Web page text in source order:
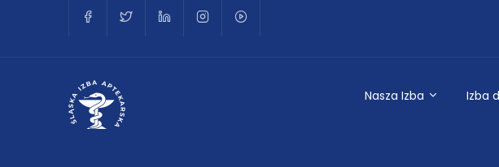
Nasza Izba Izba